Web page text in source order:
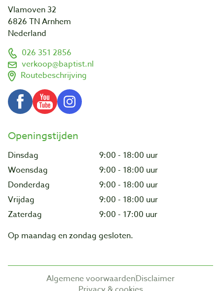
Vlamoven 32
6826 TN Arnhem
Nederland
026 351 2856
verkoop@baptist.nl
Routebeschrijving
Openingstijden
Dinsdag
9:00 - 18:00 uur
Woensdag
9:00 - 18:00 uur
Donderdag
9:00 - 18:00 uur
Vrijdag
9:00 - 18:00 uur
Zaterdag
9:00 - 17:00 uur
Op maandag en zondag gesloten.
Algemene voorwaardenDisclaimer